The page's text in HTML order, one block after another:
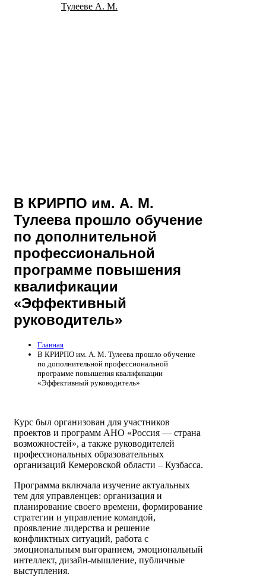
Тулееве А. М.
В КРИРПО им. А. М.
Тулеева прошло обучение
по дополнительной
профессиональной
программе повышения
квалификации
«Эффективный
руководитель»
Главная
В КРИРПО им. А. М. Тулеева прошло обучение
по дополнительной профессиональной
программе повышения квалификации
«Эффективный руководитель»
Курс был организован для участников
проектов и программ АНО «Россия — страна
возможностей», а также руководителей
профессиональных образовательных
организаций Кемеровской области – Кузбасса.
Программа включала изучение актуальных
тем для управленцев: организация и
планирование своего времени, формирование
стратегии и управление командой,
проявление лидерства и решение
конфликтных ситуаций, работа с
эмоциональным выгоранием, эмоциональный
интеллект, дизайн-мышление, публичные
выступления.